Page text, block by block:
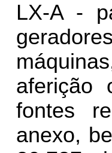
LX-A -
aferição
fontes
anexo,